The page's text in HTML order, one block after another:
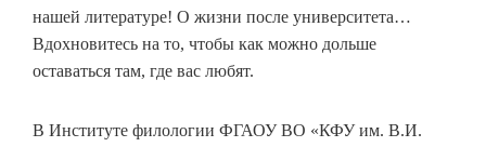
нашей литературе! О жизни после университета…
Вдохновитесь на то, чтобы как можно дольше
оставаться там, где вас любят.
В Институте филологии ФГАОУ ВО «КФУ им. В.И.